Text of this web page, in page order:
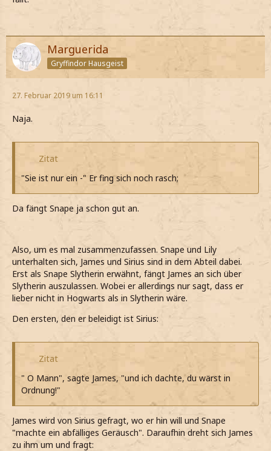
Marguerida
Gryffindor Hausgeist
27. Februar 2019 um 16:11
Naja.
Zitat
"Sie ist nur ein -" Er fing sich noch rasch;
Da fängt Snape ja schon gut an.
Also, um es mal zusammenzufassen. Snape und Lily
unterhalten sich, James und Sirius sind in dem Abteil dabei.
Erst als Snape Slytherin erwähnt, fängt James an sich über
Slytherin auszulassen. Wobei er allerdings nur sagt, dass er
lieber nicht in Hogwarts als in Slytherin wäre.
Den ersten, den er beleidigt ist Sirius:
Zitat
" O Mann", sagte James, "und ich dachte, du wärst in
Ordnung!"
James wird von Sirius gefragt, wo er hin will und Snape
"machte ein abfälliges Geräusch". Daraufhin dreht sich James
zu ihm um und fragt: